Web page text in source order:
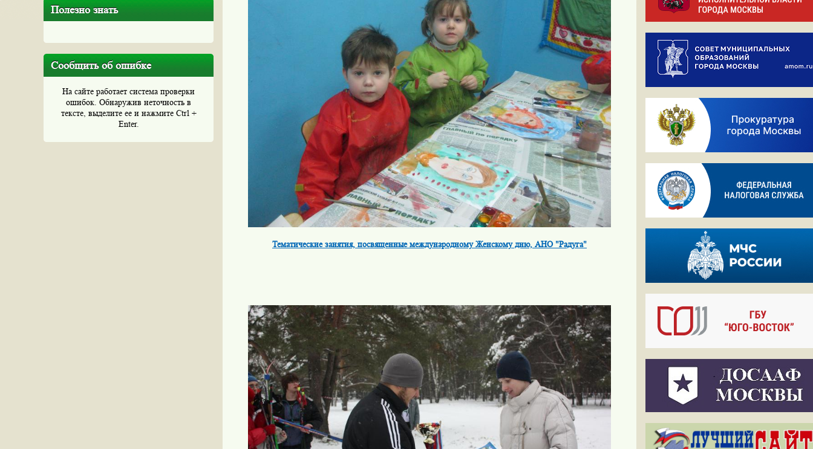
Полезно знать
Сообщить об ошибке
На сайте работает система проверки
ошибок. Обнаружив неточность в
тексте, выделите ее и нажмите Ctrl +
Enter.
Тематические занятия, посвященные международному Женскому дню, АНО "Радуга"